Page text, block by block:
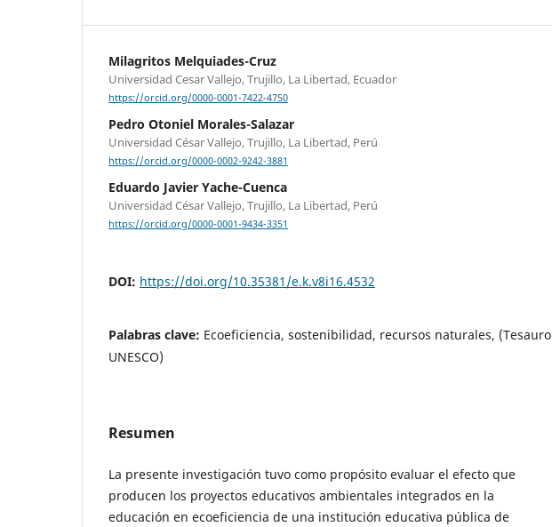
Milagritos Melquiades-Cruz
Universidad Cesar Vallejo, Trujillo, La Libertad, Ecuador
https://orcid.org/0000-0001-7422-4750
Pedro Otoniel Morales-Salazar
Universidad César Vallejo, Trujillo, La Libertad, Perú
https://orcid.org/0000-0002-9242-3881
Eduardo Javier Yache-Cuenca
Universidad César Vallejo, Trujillo, La Libertad, Perú
https://orcid.org/0000-0001-9434-3351
DOI: https://doi.org/10.35381/e.k.v8i16.4532
Palabras clave: Ecoeficiencia, sostenibilidad, recursos naturales, (Tesauro
UNESCO)
Resumen
La presente investigación tuvo como propósito evaluar el efecto que
producen los proyectos educativos ambientales integrados en la
educación en ecoeficiencia de una institución educativa pública de